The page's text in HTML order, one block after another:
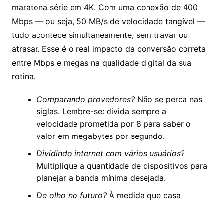
maratona série em 4K. Com uma conexão de 400
Mbps — ou seja, 50 MB/s de velocidade tangível —
tudo acontece simultaneamente, sem travar ou
atrasar. Esse é o real impacto da conversão correta
entre Mbps e megas na qualidade digital da sua
rotina.
Comparando provedores?Não se perca nas
siglas. Lembre-se: divida sempre a
velocidade prometida por 8 para saber o
valor em megabytes por segundo.
Dividindo internet com vários usuários?
Multiplique a quantidade de dispositivos para
planejar a banda mínima desejada.
De olho no futuro?À medida que casa